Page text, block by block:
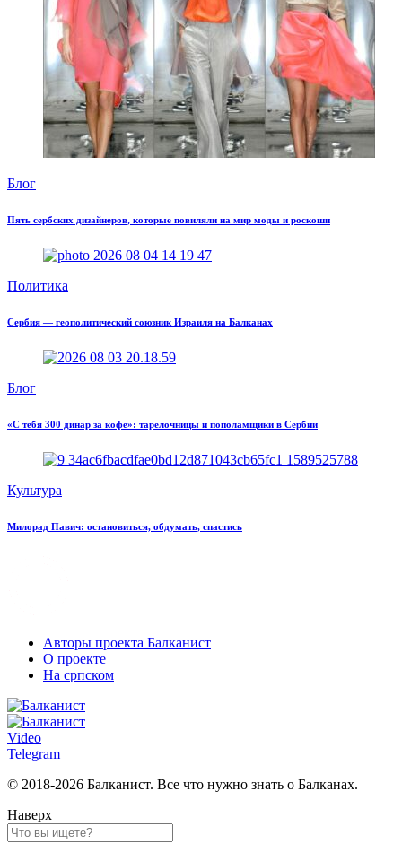
Блог
Пять сербских дизайнеров, которые повиляли на мир моды и роскоши
Политика
Сербия — геополитический союзник Израиля на Балканах
Блог
«С тебя 300 динар за кофе»: тарелочницы и пополамщики в Сербии
Культура
Милорад Павич: остановиться, обдумать, спастись
Авторы проекта Балканист
О проекте
На српском
Video
Telegram
© 2018-2026 Балканист. Все что нужно знать о Балканах.
Наверх